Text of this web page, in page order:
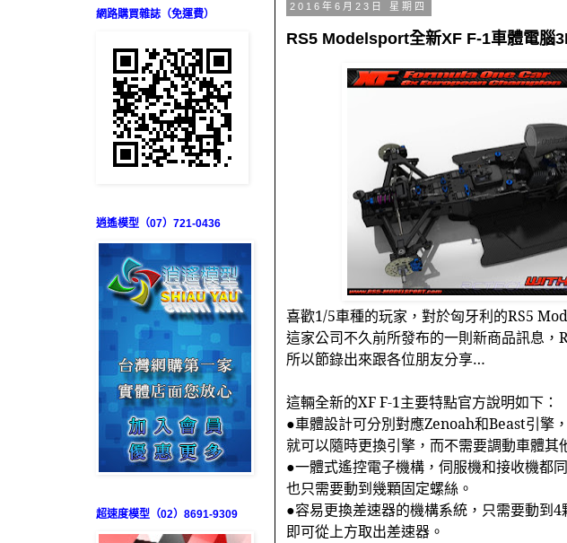
2016年6月23日 星期四
RS5 Modelsport全新XF F-1車體電腦
喜歡1/5車種的玩家，對於匈牙利的RS5
這家公司不久前所發布的一則新商品訊息，
所以節錄出來跟各位朋友分享…
這輛全新的XF F-1主要特點官方說明如下：
●車體設計可分別對應Zenoah和Beast引擎
就可以隨時更換引擎，而不需要調動車體其
●一體式遙控電子機構，伺服機和接收機都
也只需要動到幾顆固定螺絲。
●容易更換差速器的機構系統，只需要動到4
即可從上方取出差速器。
網路購買雜誌（免運費）
逍遙模型（07）721-0436
超速度模型（02）8691-9309